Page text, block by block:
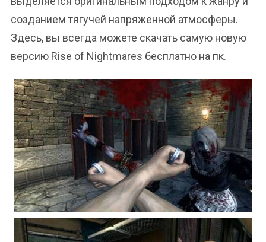
созданием тягучей напряженной атмосферы.
Здесь, вы всегда можете скачать самую новую
версию Rise of Nightmares бесплатно на пк.